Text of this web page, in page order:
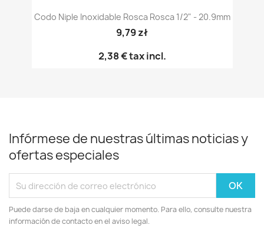
Codo Niple Inoxidable Rosca Rosca 1/2" - 20.9mm
9,79 zł
2,38 €tax incl.
Infórmese de nuestras últimas noticias y
ofertas especiales
Puede darse de baja en cualquier momento. Para ello, consulte nuestra
información de contacto en el aviso legal.